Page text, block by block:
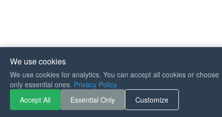
We use cookies
We use cookies for analytics. You can accept all cookies or choose
only essential ones. Privacy Policy
Accept All
Essential Only Customize
If you like Guitar Songs, you
can buy me a coffee :)